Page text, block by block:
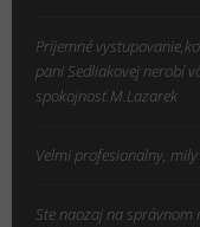
Príjemné
pani Sedliakovej nerobí
spokojnosť.M.Lazarek
Velmi profesionalny,
Ste naozaj na správnom